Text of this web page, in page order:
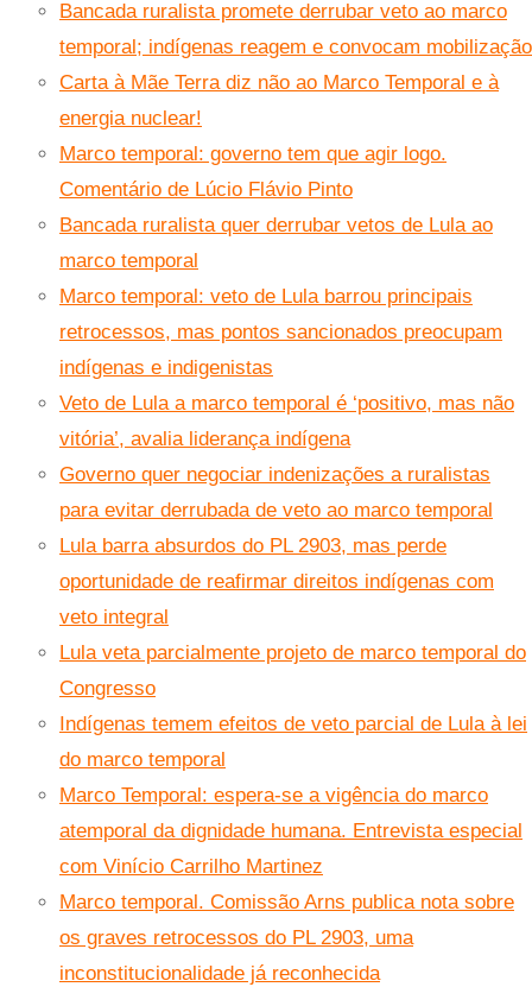
Bancada ruralista promete derrubar veto ao marco
temporal; indígenas reagem e convocam mobilização
Carta à Mãe Terra diz não ao Marco Temporal e à
energia nuclear!
Marco temporal: governo tem que agir logo.
Comentário de Lúcio Flávio Pinto
Bancada ruralista quer derrubar vetos de Lula ao
marco temporal
Marco temporal: veto de Lula barrou principais
retrocessos, mas pontos sancionados preocupam
indígenas e indigenistas
Veto de Lula a marco temporal é ‘positivo, mas não
vitória’, avalia liderança indígena
Governo quer negociar indenizações a ruralistas
para evitar derrubada de veto ao marco temporal
Lula barra absurdos do PL 2903, mas perde
oportunidade de reafirmar direitos indígenas com
veto integral
Lula veta parcialmente projeto de marco temporal do
Congresso
Indígenas temem efeitos de veto parcial de Lula à lei
do marco temporal
Marco Temporal: espera-se a vigência do marco
atemporal da dignidade humana. Entrevista especial
com Vinício Carrilho Martinez
Marco temporal. Comissão Arns publica nota sobre
os graves retrocessos do PL 2903, uma
inconstitucionalidade já reconhecida